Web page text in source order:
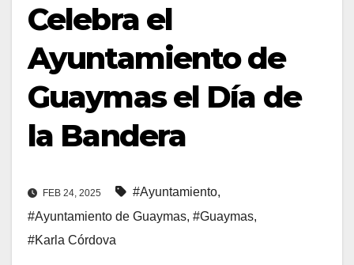
Celebra el
Ayuntamiento de
Guaymas el Día de
la Bandera
FEB 24, 2025 #Ayuntamiento,
#Ayuntamiento de Guaymas, #Guaymas,
#Karla Córdova